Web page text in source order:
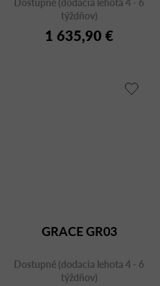
týždňov)
1 635,90 €
GRACE GR03
Dostupné (dodacia lehota 4 - 6
týždňov)